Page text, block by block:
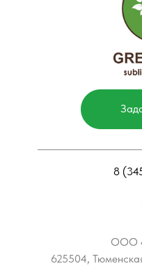
8
ООО
625504,